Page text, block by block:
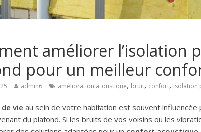
améliorer l’isolation
pour un meilleur
admin6 amélioration acoustique, bruit, confort, Isolation
vie au sein de votre habitation est souvent
du plafond. Si les bruits de vos voisins ou les